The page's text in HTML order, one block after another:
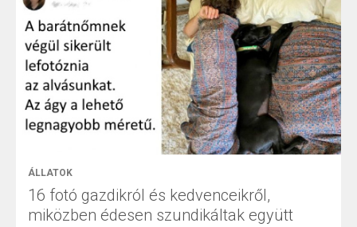
ÁLLATOK
16 fotó gazdikról és kedvenceikről,
miközben édesen szundikáltak együtt